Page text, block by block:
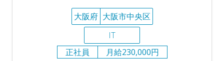
大阪府 大阪市中央区
IT
正社員
月給230,000円